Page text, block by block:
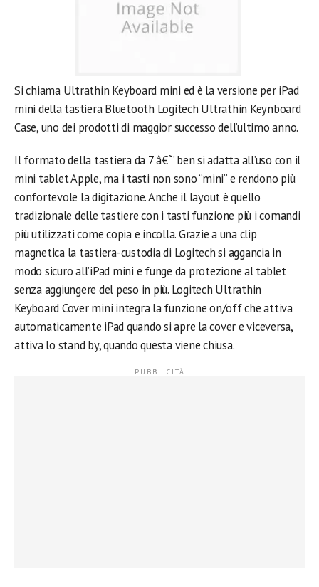
Si chiama Ultrathin Keyboard mini ed è la versione per iPad
mini della tastiera Bluetooth Logitech Ultrathin Keynboard
Case, uno dei prodotti di maggior successo dell’ultimo anno.
Il formato della tastiera da 7 â€˜’ ben si adatta all’uso con il
mini tablet Apple, ma i tasti non sono “mini” e rendono più
confortevole la digitazione. Anche il layout è quello
tradizionale delle tastiere con i tasti funzione più i comandi
più utilizzati come copia e incolla. Grazie a una clip
magnetica la tastiera-custodia di Logitech si aggancia in
modo sicuro all’iPad mini e funge da protezione al tablet
senza aggiungere del peso in più. Logitech Ultrathin
Keyboard Cover mini integra la funzione on/off che attiva
automaticamente iPad quando si apre la cover e viceversa,
attiva lo stand by, quando questa viene chiusa.